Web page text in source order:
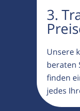
3.
Unsere
beraten
finden
jedes